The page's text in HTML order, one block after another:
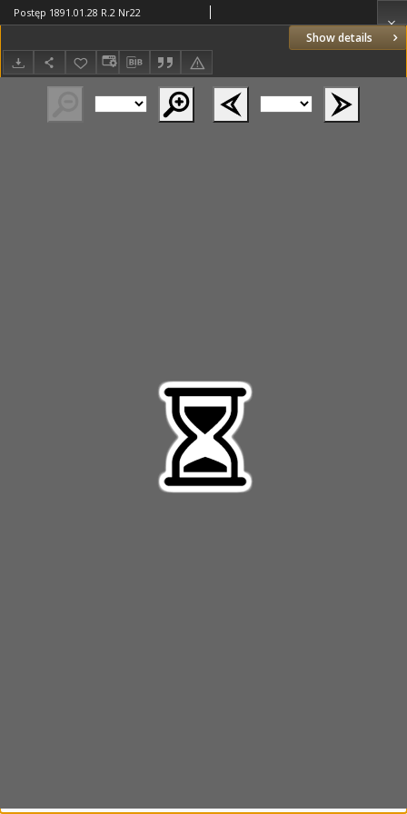
Show details
Postęp 1891.01.28 R.2 Nr22